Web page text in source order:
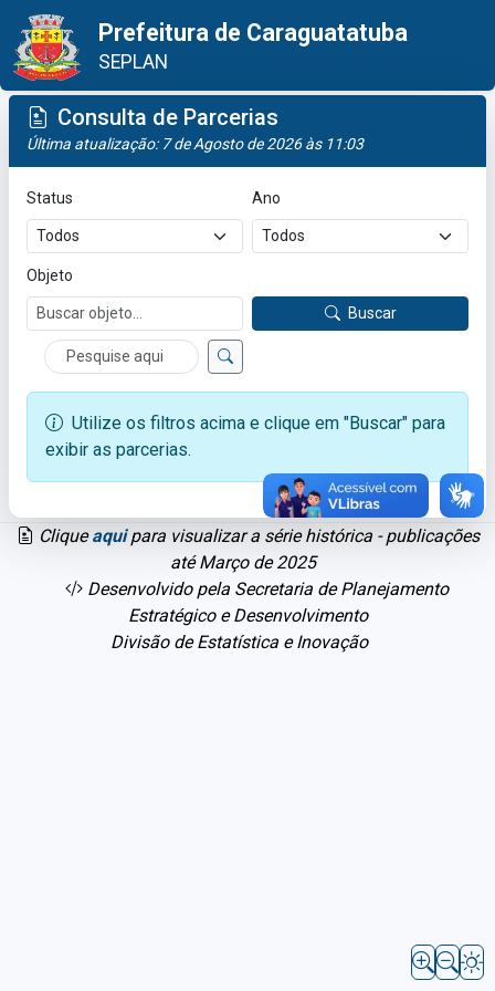
Prefeitura de Caraguatatuba
SEPLAN
Consulta de Parcerias
Última atualização: 7 de Agosto de 2026 às 11:03
Status Ano
Objeto
Buscar
Utilize os filtros acima e clique em "Buscar" para
exibir as parcerias.
Cliqueaquipara visualizar a série histórica - publicações
até Março de 2025
Desenvolvido pela Secretaria de Planejamento
Estratégico e Desenvolvimento
Divisão de Estatística e Inovação